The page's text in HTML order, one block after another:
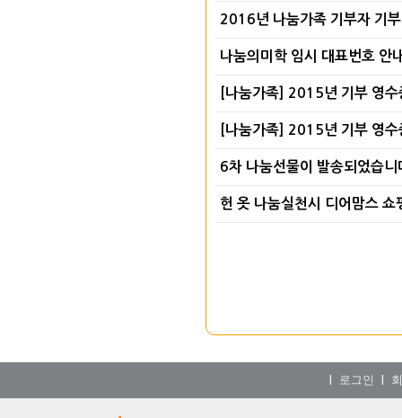
2016년 나눔가족 기부자 기
나눔의미학 임시 대표번호 안
[나눔가족] 2015년 기부 영
[나눔가족] 2015년 기부 영
6차 나눔선물이 발송되었습
헌 옷 나눔실천시 디어맘스
로그인